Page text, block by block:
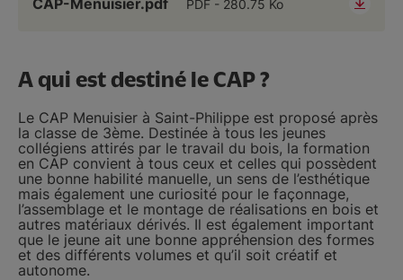
CAP-Menuisier.pdf PDF 280.75 Ko
A qui est destiné le CAP ?
Le CAP Menuisier à Saint-Philippe est proposé après
la classe de 3ème. Destinée à tous les jeunes
collégiens attirés par le travail du bois, la formation
en CAP convient à tous ceux et celles qui possèdent
une bonne habilité manuelle, un sens de l’esthétique
mais également une curiosité pour le façonnage,
l’assemblage et le montage de réalisations en bois et
autres matériaux dérivés. Il est également important
que le jeune ait une bonne appréhension des formes
et des différents volumes et qu’il soit créatif et
autonome.